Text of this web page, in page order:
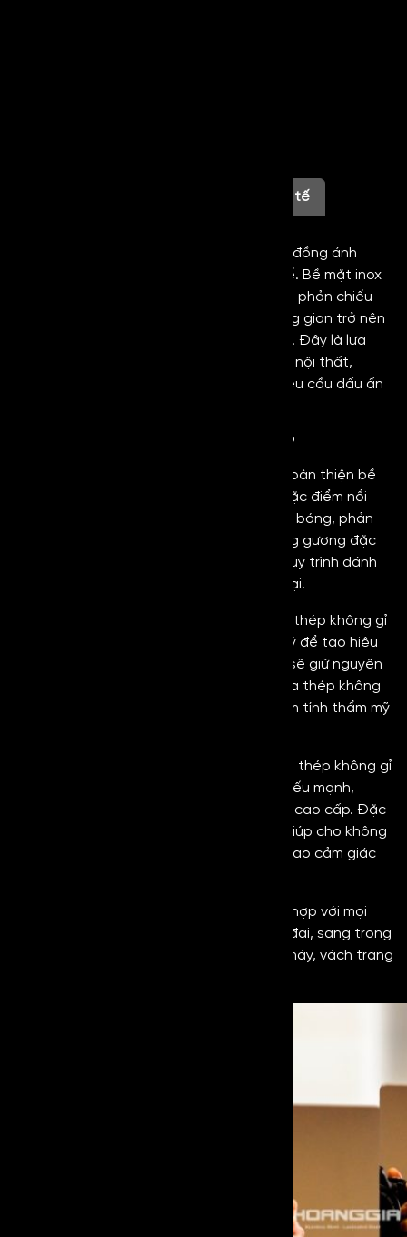
Hình ảnh thực tế
gây ấn tượng với gam màu đồng ánh
gương sang trọng, vừa nổi bật vừa tinh tế. Bề mặt inox
được xử lý gương hoàn hảo, cho khả năng phản chiếu
sắc nét nhưng không quá chói, giúp không gian trở nên
ấm áp, có chiều sâu và giàu tính thẩm mỹ. Đây là lựa
chọn lý tưởng cho các hạng mục trang trí nội thất,
thang máy, quầy kệ hay các công trình yêu cầu dấu ấn
Inox Mirror Copper là gì?
là thép không gỉ đã được hoàn thiện bề
mặt thông qua quy trình xử lý đặc biệt. Đặc điểm nổi
bật của dòng inox này chính là có bề mặt bóng, phản
chiếu như gương. Để tạo ra hiệu ứng bóng gương đặc
trưng, bề mặt thép sẽ cần trải qua các quy trình đánh
bóng, mài bằng máy móc, công cụ hiện đại.
Bản chất của Copper Mirror sẽ giống như thép không gỉ
thông thường nhưng bề mặt sẽ được xử lý để tạo hiệu
ứng đặc trưng hơn. Do đó, Mirror Copper sẽ giữ nguyên
được độ bền cũng như những đặc tính của thép không
gỉ thông thường đồng thời nâng cao thêm tính thẩm mỹ
sẽ có màu sắc tự nhiên của thép không gỉ
với bề mặt sáng bóng, khả năng phản chiếu mạnh,
mang đến vẻ đẹp hiện đại, sang trọng và cao cấp. Đặc
biệt, với khả năng phản chiếu không chỉ giúp cho không
gian trở nên sáng hơn, rộng hơn mà còn tạo cảm giác
Với màu sắc trung tính, mẫu inox này phù hợp với mọi
phong cách thiết kế từ tối giản đến hiện đại, sang trọng
và cao cấp. Những hạng mục như thang máy, vách trang